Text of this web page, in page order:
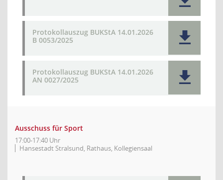
Protokollauszug BUKStA 14.01.2026
B 0053/2025
Protokollauszug BUKStA 14.01.2026
AN 0027/2025
Ausschuss für Sport
17:00-17:40 Uhr
Hansestadt Stralsund, Rathaus, Kollegiensaal